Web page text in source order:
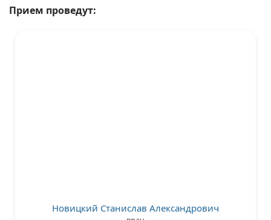
Прием проведут:
Новицкий Станислав Александрович